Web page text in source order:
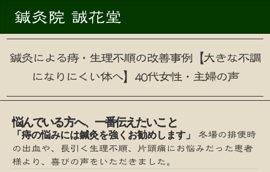
鍼灸院 誠花堂
鍼灸による痔・生理不順の改善事例【大きな不調
になりにくい体へ】40代女性・主婦の声
悩んでいる方へ、一番伝えたいこと
「痔の悩みには鍼灸を強くお勧めします」 冬場の排便時
の出血や、長引く生理不順、片頭痛にお悩みだった患者
様より、喜びの声をいただきました。